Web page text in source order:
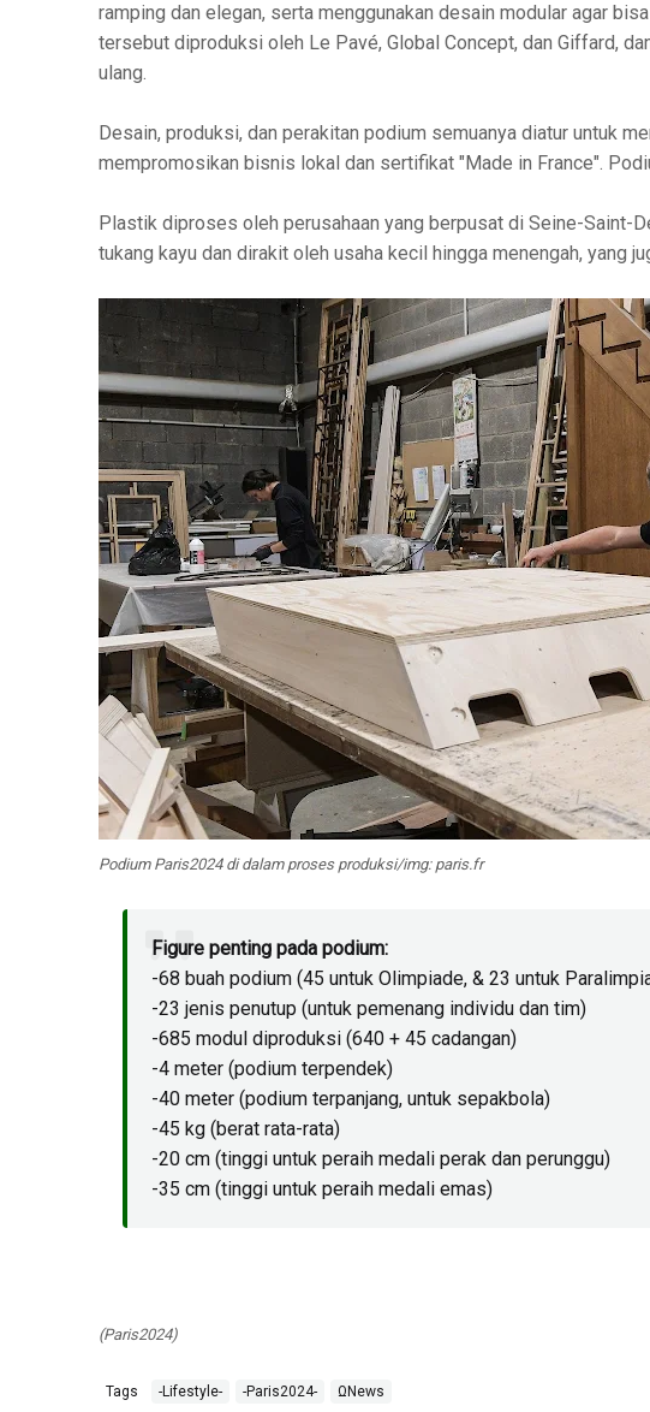
ramping dan elegan, serta menggunakan desain modular agar
tersebut diproduksi oleh Le Pavé, Global Concept, dan Giffard,
ulang.
Desain, produksi, dan perakitan podium semuanya diatur untuk
mempromosikan bisnis lokal dan sertifikat "Made in France".
Plastik diproses oleh perusahaan yang berpusat di Seine-Saint-
tukang kayu dan dirakit oleh usaha kecil hingga menengah, yang
Podium Paris2024 di dalam proses produksi/img: paris.fr
Figure penting pada podium:
-68 buah podium (45 untuk Olimpiade, & 23 untuk
-23 jenis penutup (untuk pemenang individu dan tim)
-685 modul diproduksi (640 + 45 cadangan)
-4 meter (podium terpendek)
-40 meter (podium terpanjang, untuk sepakbola)
-45 kg (berat rata-rata)
-20 cm (tinggi untuk peraih medali perak dan perunggu)
-35 cm (tinggi untuk peraih medali emas)
(Paris2024)
Tags -Lifestyle- -Paris2024- ΩNews